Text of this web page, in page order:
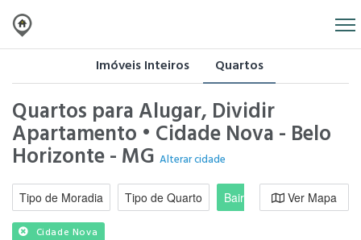
Imóveis Inteiros Quartos
Quartos para Alugar, Dividir
Apartamento • Cidade Nova - Belo
Horizonte - MG Alterar cidade
Tipo de Moradia Tipo de Quarto Bairro / RegiãoVer Mapa
Cidade Nova